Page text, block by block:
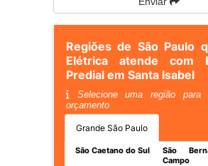
Regiões de São Paulo
Elétrica atende com
Predial em Santa Isabel
Selecione uma região para
orçamento
Grande São Paulo
São Caetano do Sul
São
Campo